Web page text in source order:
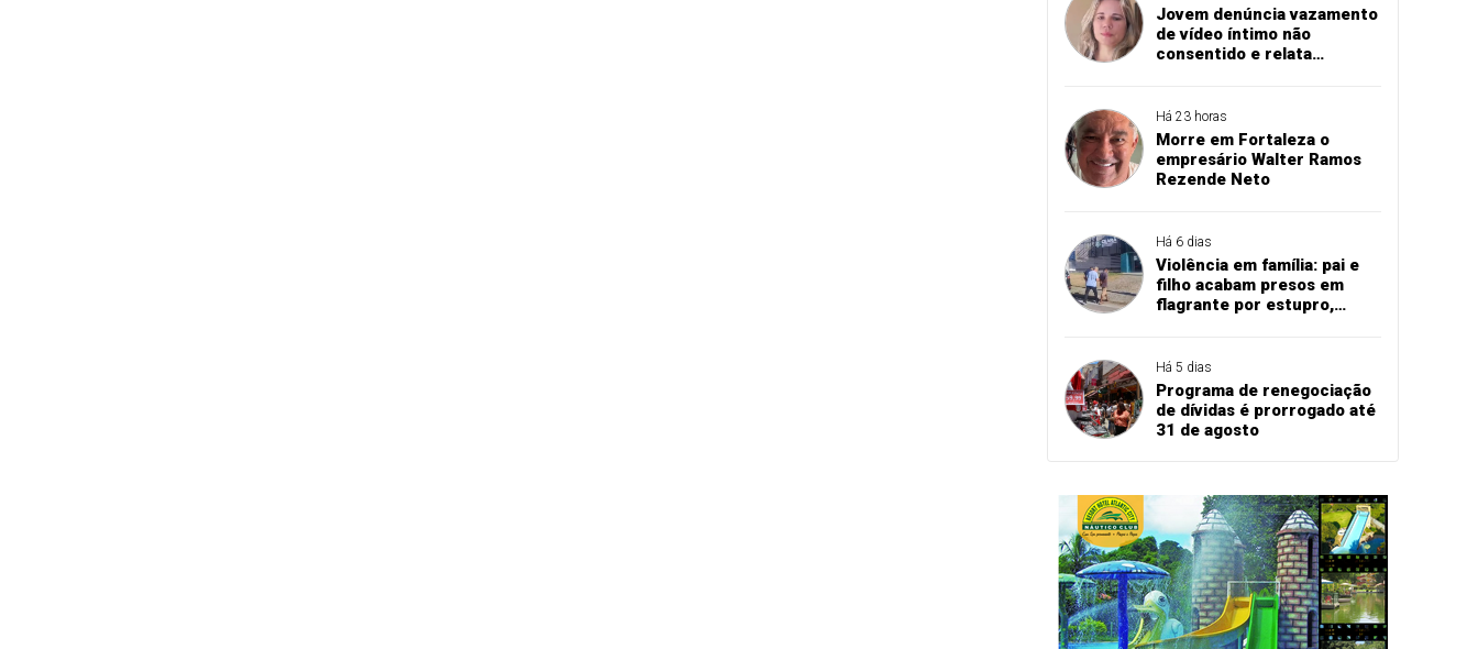
Jovem denúncia vazamento
de vídeo íntimo não
consentido e relata
Há 23 horas
Morre em Fortaleza o
empresário Walter Ramos
Rezende Neto
Há 6 dias
Violência em família: pai e
filho acabam presos em
flagrante por estupro,
Há 5 dias
Programa de renegociação
de dívidas é prorrogado até
31 de agosto